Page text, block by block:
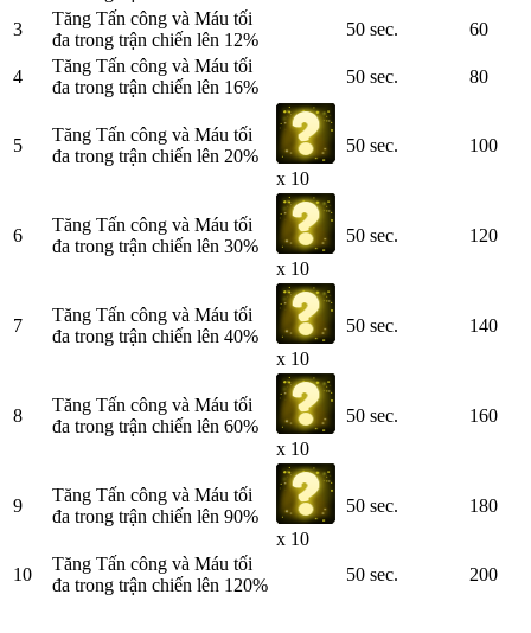
3
Tăng Tấn công và Máu tối
đa trong trận chiến lên 12%
50 sec. 60
4
Tăng Tấn công và Máu tối
đa trong trận chiến lên 16%
50 sec. 80
5
Tăng Tấn công và Máu tối
đa trong trận chiến lên 20%
x 10
50 sec. 100
6
Tăng Tấn công và Máu tối
đa trong trận chiến lên 30%
x 10
50 sec. 120
7
Tăng Tấn công và Máu tối
đa trong trận chiến lên 40%
x 10
50 sec. 140
8
Tăng Tấn công và Máu tối
đa trong trận chiến lên 60%
x 10
50 sec. 160
9
Tăng Tấn công và Máu tối
đa trong trận chiến lên 90%
x 10
50 sec. 180
10
Tăng Tấn công và Máu tối
đa trong trận chiến lên 120%
50 sec. 200